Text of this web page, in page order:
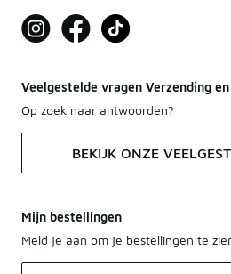
Veelgestelde vragen Verzending
Op zoek naar antwoorden?
BEKIJK ONZE
Mijn bestellingen
Meld je aan om je bestellingen te